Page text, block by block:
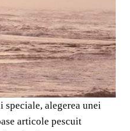
alegerea unei
articole pescuit